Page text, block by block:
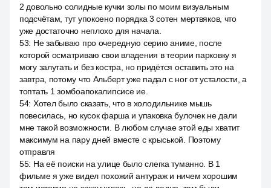
2 довольно солидные кучки золы по моим визуальным
подсчётам, тут упокоено порядка 3 сотен мертвяков, что
уже достаточно неплохо для начала.
53: Не забываю про очередную серию аниме, после
которой осматриваю свои владения в теории парковку я
могу залутать и без костра, но придётся оставить это на
завтра, потому что Альберт уже падал с ног от усталости, а
топтать 1 зомбоапокалипсисе ие.
54: Хотел было сказать, что в холодильнике мышь
повесилась, но кусок фарша и упаковка булочек не дали
мне такой возможности. В любом случае этой еды хватит
максимум на пару дней вместе с крыськой. Поэтому
отправля
55: На её поиски на улице было слегка туманно. В 1
фильме я уже видел похожий антураж и ничем хорошим